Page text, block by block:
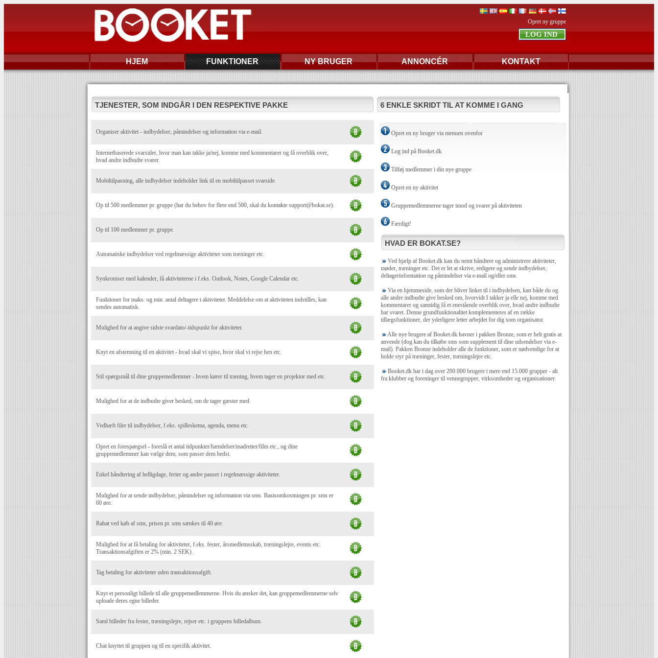
Opret ny gruppe
HJEM FUNKTIONER NY BRUGER ANNONCÉR KONTAKT
TJENESTER, SOM INDGÅR I DEN RESPEKTIVE PAKKE 6 ENKLE SKRIDT TIL AT KOMME I GANG
Organiser aktivitet - indbydelser, påmindelser og information via e-mail.
Internetbaserede svarsider, hvor man kan takke ja/nej, komme med kommentarer og få overblik over,
hvad andre indbudte svarer.
Mobiltilpasning, alle indbydelser indeholder link til en mobiltilpasset svarside.
Op til 500 medlemmer pr. gruppe (har du behov for flere end 500, skal du kontakte support@bokat.se).
Op til 100 medlemmer pr. gruppe.
Automatiske indbydelser ved regelmæssige aktiviteter som træninger etc.
Synkroniser med kalender, få aktiviteterne i f.eks. Outlook, Notes, Google Calendar etc.
Funktioner for maks. og min. antal deltagere i aktiviteter. Meddelelse om at aktiviteten indstilles, kan
sendes automatisk.
Mulighed for at angive sidste svardato/-tidspunkt for aktiviteter.
Knyt en afstemning til en aktivitet - hvad skal vi spise, hvor skal vi rejse hen etc.
Stil spørgsmål til dine gruppemedlemmer - hvem kører til træning, hvem tager en projektor med etc.
Mulighed for at de indbudte giver besked, om de tager gæster med.
Vedhæft filer til indbydelser, f.eks. spilleskema, agenda, menu etc.
Opret en forespørgsel - foreslå et antal tidpunkter/hændelser/madretter/film etc., og dine
gruppemedlemmer kan vælge dem, som passer dem bedst.
Enkel håndtering af helligdage, ferier og andre pauser i regelmæssige aktiviteter.
Mulighed for at sende indbydelser, påmindelser og information via sms. Basisomkostningen pr. sms er
60 øre.
Rabat ved køb af sms, prisen pr. sms sænkes til 40 øre.
Mulighed for at få betaling for aktiviteter, f.eks. fester, årsmedlemsskab, træningslejre, events etc.
Transaktionsafgiften er 2% (min. 2 SEK).
Tag betaling for aktiviteter uden transaktionsafgift.
Knyt et personligt billede til alle gruppemedlemmerne. Hvis du ønsker det, kan gruppemedlemmerne selv
uploade deres egne billeder.
Saml billeder fra fester, træningslejre, rejser etc. i gruppens billedalbum.
Chat knyttet til gruppen og til en specifik aktivitet.
Opret en ny bruger via menuen ovenfor
Log ind på Booket.dk
Tilføj medlemmer i din nye gruppe
Opret en ny aktivitet
Gruppemedlemmerne tager imod og svarer på aktiviteten
Færdigt!
HVAD ER BOKAT.SE?
Ved hjælp af Booket.dk kan du nemt håndtere og administrere aktiviteter,
møder, træninger etc. Det er let at skrive, redigere og sende indbydelser,
deltagerinformation og påmindelser via e-mail og/eller sms.
Via en hjemmeside, som der bliver linket til i indbydelsen, kan både du og
alle andre indbudte give besked om, hvorvidt I takker ja elle nej, komme med
kommentarer og samtidig få et enestående overblik over, hvad andre indbudte
har svaret. Denne grundfunktionalitet komplementeres af en række
tillægsfunktioner, der yderligere letter arbejdet for dig som organisator.
Alle nye brugere af Booket.dk havner i pakken Bronze, som er helt gratis at
anvende (dog kan du tilkøbe sms som supplement til dine udsendelser via e-
mail). Pakken Bronze indeholder alle de funktioner, som er nødvendige for at
holde styr på træninger, fester, træningslejre etc.
Booket.dk har i dag over 200.000 brugere i mere end 15.000 grupper - alt
fra klubber og foreninger til vennegrupper, virksomheder og organisationer.